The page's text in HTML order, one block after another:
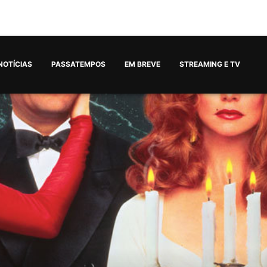
PASSATEMPOS EM BREVE STREAMING E TV